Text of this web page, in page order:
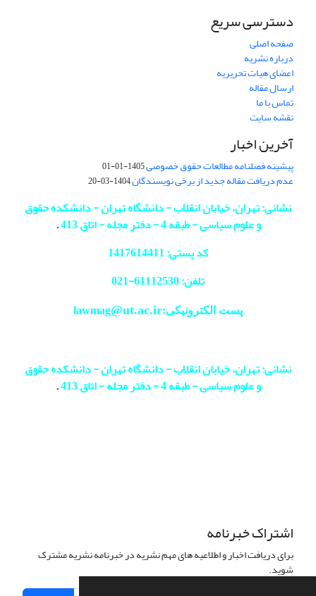
دسترسی سریع
صفحه اصلی
درباره نشریه
اعضای هیات تحریریه
ارسال مقاله
تماس با ما
نقشه سایت
آخرین اخبار
پیشینه فصلنامه مطالعات حقوق خصوصی1405-01-01
عدم دریافت مقاله جدید از برخی نویسندگان1404-03-20
نشانی: تهران، خیابان انقلاب - دانشگاه تهران - دانشکده حقوق
و علوم سیاسی - طبقه 4 - دفتر مجله - اتاق 413
.
کد پستی: 1417614411
تلفن: 61112530-
021
پست الکترونیکی:lawmag@ut.ac.ir
نشانی: تهران، خیابان انقلاب - دانشگاه تهران - دانشکده حقوق
و علوم سیاسی - طبقه 4 - دفتر مجله - اتاق 413
.
اشتراک خبرنامه
برای دریافت اخبار و اطلاعیه های مهم نشریه در خبرنامه نشریه مشترک
شوید.